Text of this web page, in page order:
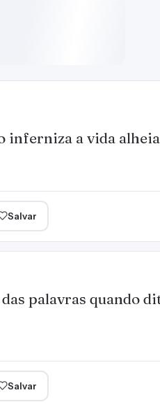
inferniza a vida
Salvar
palavras quando
Salvar